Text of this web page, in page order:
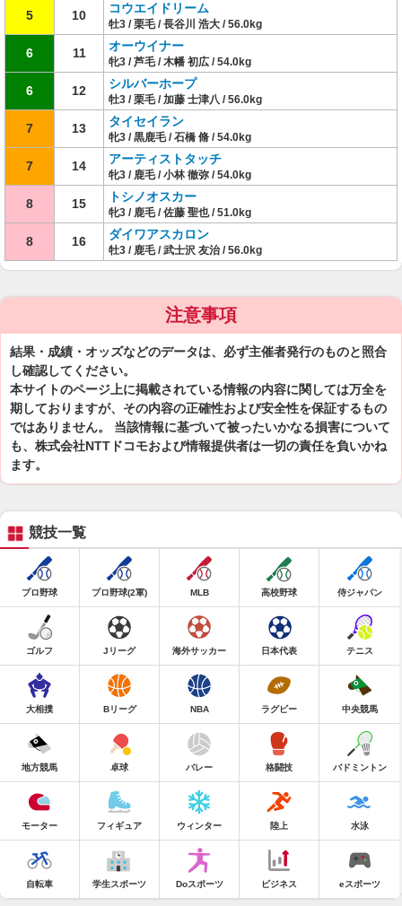
5 10 コウエイドリーム
牡3 / 栗毛 / 長谷川 浩大 / 56.0kg
6 11 オーウイナー
牝3 / 芦毛 / 木幡 初広 / 54.0kg
6 12 シルバーホープ
牡3 / 栗毛 / 加藤 士津八 / 56.0kg
7 13 タイセイラン
牝3 / 黒鹿毛 / 石橋 脩 / 54.0kg
7 14 アーティストタッチ
牝3 / 鹿毛 / 小林 徹弥 / 54.0kg
8 15 トシノオスカー
牝3 / 鹿毛 / 佐藤 聖也 / 51.0kg
8 16 ダイワアスカロン
牡3 / 鹿毛 / 武士沢 友治 / 56.0kg
注意事項
結果・成績・オッズなどのデータは、必ず主催者発行のものと照合
し確認してください。
本サイトのページ上に掲載されている情報の内容に関しては万全を
期しておりますが、その内容の正確性および安全性を保証するもの
ではありません。 当該情報に基づいて被ったいかなる損害について
も、株式会社NTTドコモおよび情報提供者は一切の責任を負いかね
ます。
競技一覧
プロ野球 プロ野球(2軍) MLB 高校野球 侍ジャパン
ゴルフ Jリーグ 海外サッカー 日本代表 テニス
大相撲 Bリーグ NBA ラグビー 中央競馬
地方競馬 卓球 バレー 格闘技 バドミントン
モーター フィギュア ウィンター 陸上 水泳
自転車 学生スポーツ Doスポーツ ビジネス eスポーツ